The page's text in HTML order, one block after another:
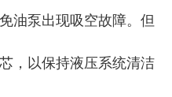
油泵出现吸空故障。但
，以保持液压系统清洁